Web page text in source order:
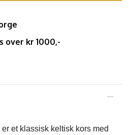
over kr 1000,-
et klassisk keltisk kors med